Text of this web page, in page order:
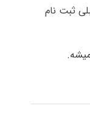
ثبت نام
میشه.